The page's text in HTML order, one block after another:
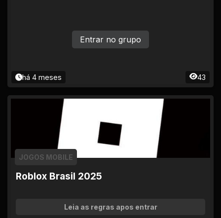
há 4 meses 43
Entrar no grupo
Roblox Brasil 2025
JOGOS MOBILE
Leia as regras apos entrar